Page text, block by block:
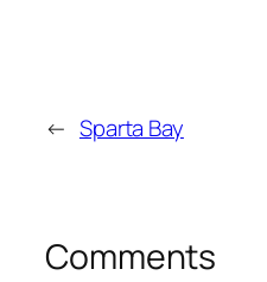
← Sparta Bay
Comments